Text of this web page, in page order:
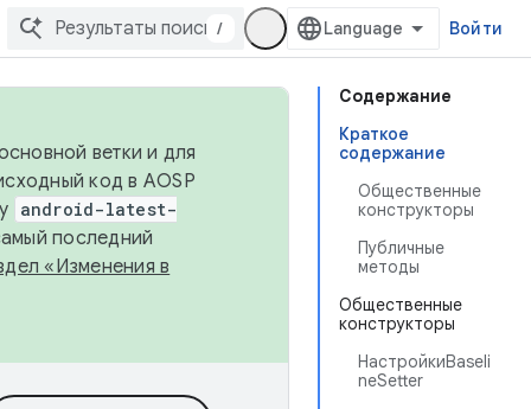
/ Войти
Содержание
Краткое
содержание
Общественные
конструкторы
Публичные
методы
Общественные
конструкторы
НастройкиBaseli
neSetter
ветки и для
код в AOSP
android-latest-
последний
«Изменения в